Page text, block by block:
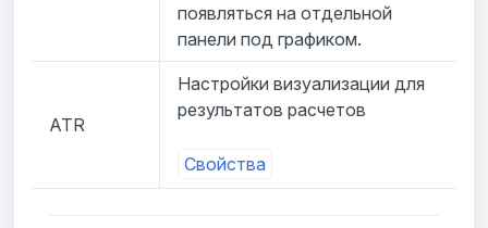
появляться на отдельной
панели под графиком.
ATR
Настройки визуализации для
результатов расчетов
Свойства